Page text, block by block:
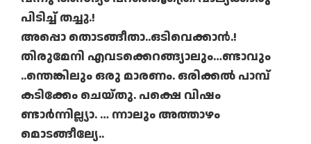
പിടിച്ച് തച്ചു.!
അപ്പൊ തൊടങ്ങീതാ..ഒടിവെക്കാൻ.!
തിരുമേനി എവടക്കെറങ്ങ്യാലും…ണ്ടാവും
..ന്തെങ്കിലും ഒരു മാരണം. ഒരിക്കൽ പാമ്പ്
കടിക്കേം ചെയ്തു. പക്ഷെ വിഷം
ണ്ടാർന്നില്ല്യാ. … ന്നാലും അത്താഴം
മൊടങ്ങീല്യേ..